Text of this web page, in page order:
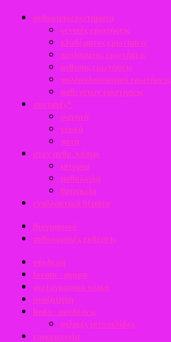
ανθοκηποερωτήματα
γενικές ερωτήσεις
κλαδέματος ερωτήσεις
ποτίσματος ερωτήσεις
άνθισης ερωτήσεις
πολλαπλασιασμού ερωτήσεις
ασθενειών ερωτήσεις
συνταγές*
φαγητά
γλυκά
ποτά
στον ανθρ. κόσμο
ιστορία
μυθολογία
θρησκεία
εναλλακτικά θέματα
βιογραφικό
ανθοκομικές εκθέσεις
σύνδεση
forum - αγορά
φωτογραφικό υλικό
αναζήτηση
links - συνδέσεις
φιλικές ιστοσελίδες
επικοινωνία